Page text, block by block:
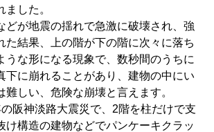
ました。
どが地震の揺れで急激に破壊され、強
た結果、上の階が下の階に次々に落ち
うな形になる現象で、数秒間のうちに
下に崩れることがあり、建物の中にい
難しい、危険な崩壊と言えます。
阪神淡路大震災で、2階を柱だけで支
け構造の建物などでパンケーキクラッ